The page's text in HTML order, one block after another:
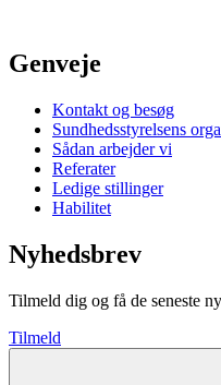
Genveje
Kontakt og besøg
Sundhedsstyrelsens
Sådan arbejder vi
Referater
Ledige stillinger
Habilitet
Nyhedsbrev
Tilmeld dig og få de seneste
Tilmeld